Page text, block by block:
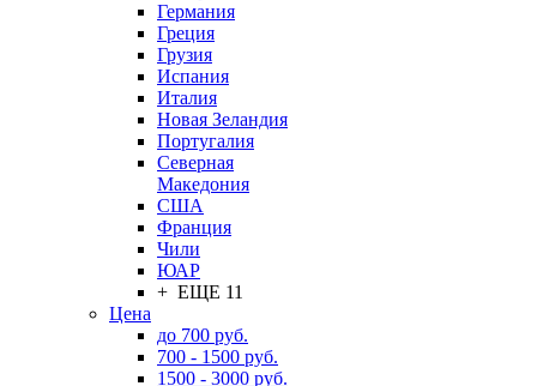
Германия
Греция
Грузия
Испания
Италия
Новая Зеландия
Португалия
Северная
Македония
США
Франция
Чили
ЮАР
+ ЕЩЕ 11
Цена
до 700 руб.
700 - 1500 руб.
1500 - 3000 руб.